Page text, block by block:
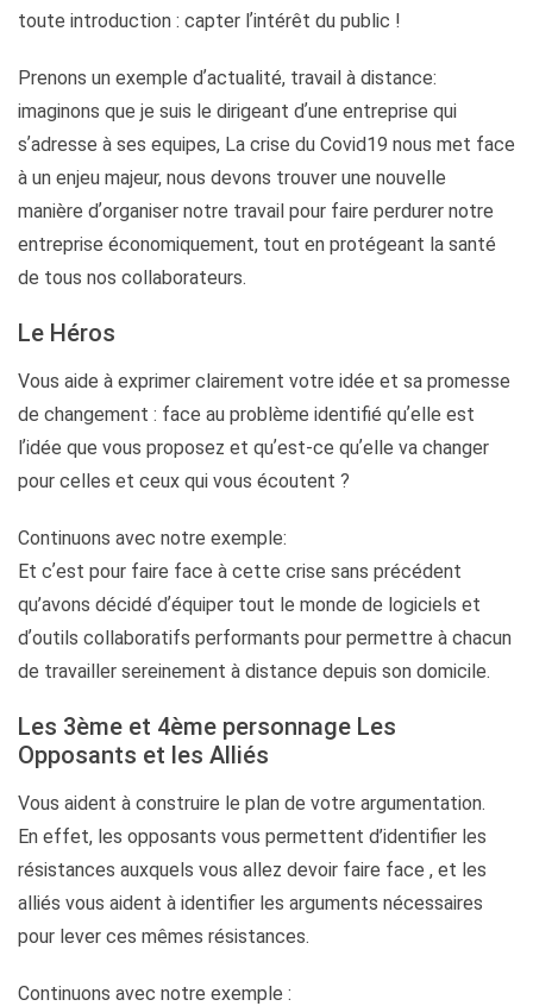
toute introduction : capter lʼintérêt du public !
Prenons un exemple dʼactualité, travail à distance:
imaginons que je suis le dirigeant dʼune entreprise qui
sʼadresse à ses equipes, La crise du Covid19 nous met face
à un enjeu majeur, nous devons trouver une nouvelle
manière dʼorganiser notre travail pour faire perdurer notre
entreprise économiquement, tout en protégeant la santé
de tous nos collaborateurs.
Le Héros
Vous aide à exprimer clairement votre idée et sa promesse
de changement : face au problème identifié quʼelle est
lʼidée que vous proposez et quʼest-ce quʼelle va changer
pour celles et ceux qui vous écoutent ?
Continuons avec notre exemple:
Et cʼest pour faire face à cette crise sans précédent
qu’avons décidé dʼéquiper tout le monde de logiciels et
dʼoutils collaboratifs performants pour permettre à chacun
de travailler sereinement à distance depuis son domicile.
Les 3ème et 4ème personnage Les
Opposants et les Alliés
Vous aident à construire le plan de votre argumentation.
En effet, les opposants vous permettent d’identifier les
résistances auxquels vous allez devoir faire face , et les
alliés vous aident à identifier les arguments nécessaires
pour lever ces mêmes résistances.
Continuons avec notre exemple :